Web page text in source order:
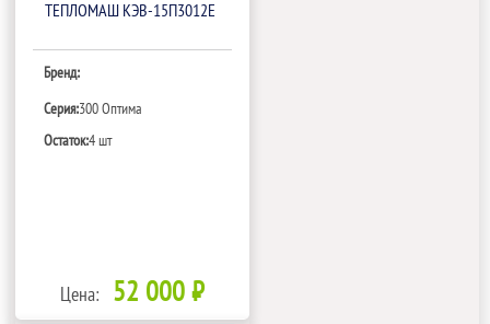
ТЕПЛОМАШ КЭВ-15П3012Е
Бренд:
Серия:300 Оптима
Остаток:4 шт
Цена: 52 000 ₽